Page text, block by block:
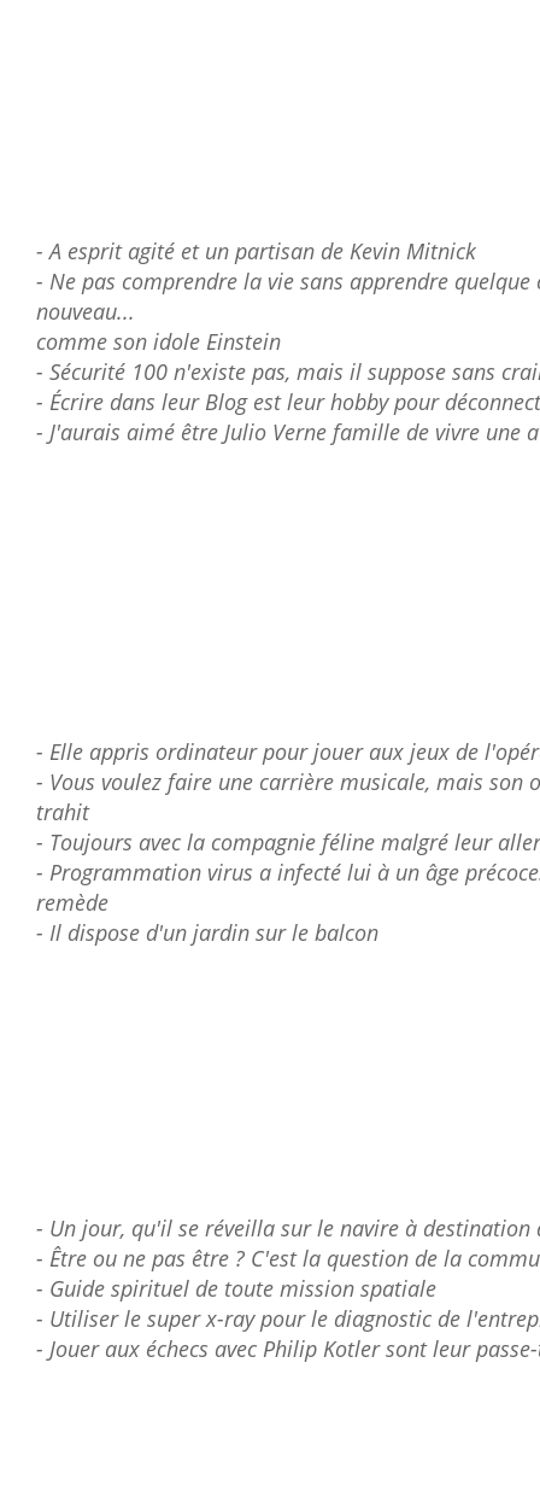
- A esprit agité et un partisan de Kevin Mitnick
- Ne pas comprendre la vie sans apprendre quelque
nouveau...
comme son idole Einstein
- Sécurité 100 n'existe pas, mais il suppose sans
- Écrire dans leur Blog est leur hobby pour
- J'aurais aimé être Julio Verne famille de vivre une
- Elle appris ordinateur pour jouer aux jeux de
- Vous voulez faire une carrière musicale, mais son
trahit
- Toujours avec la compagnie féline malgré leur
- Programmation virus a infecté lui à un âge
remède
- Il dispose d'un jardin sur le balcon
- Un jour, qu'il se réveilla sur le navire à destination
- Être ou ne pas être ? C'est la question de la
- Guide spirituel de toute mission spatiale
- Utiliser le super x-ray pour le diagnostic de
- Jouer aux échecs avec Philip Kotler sont leur